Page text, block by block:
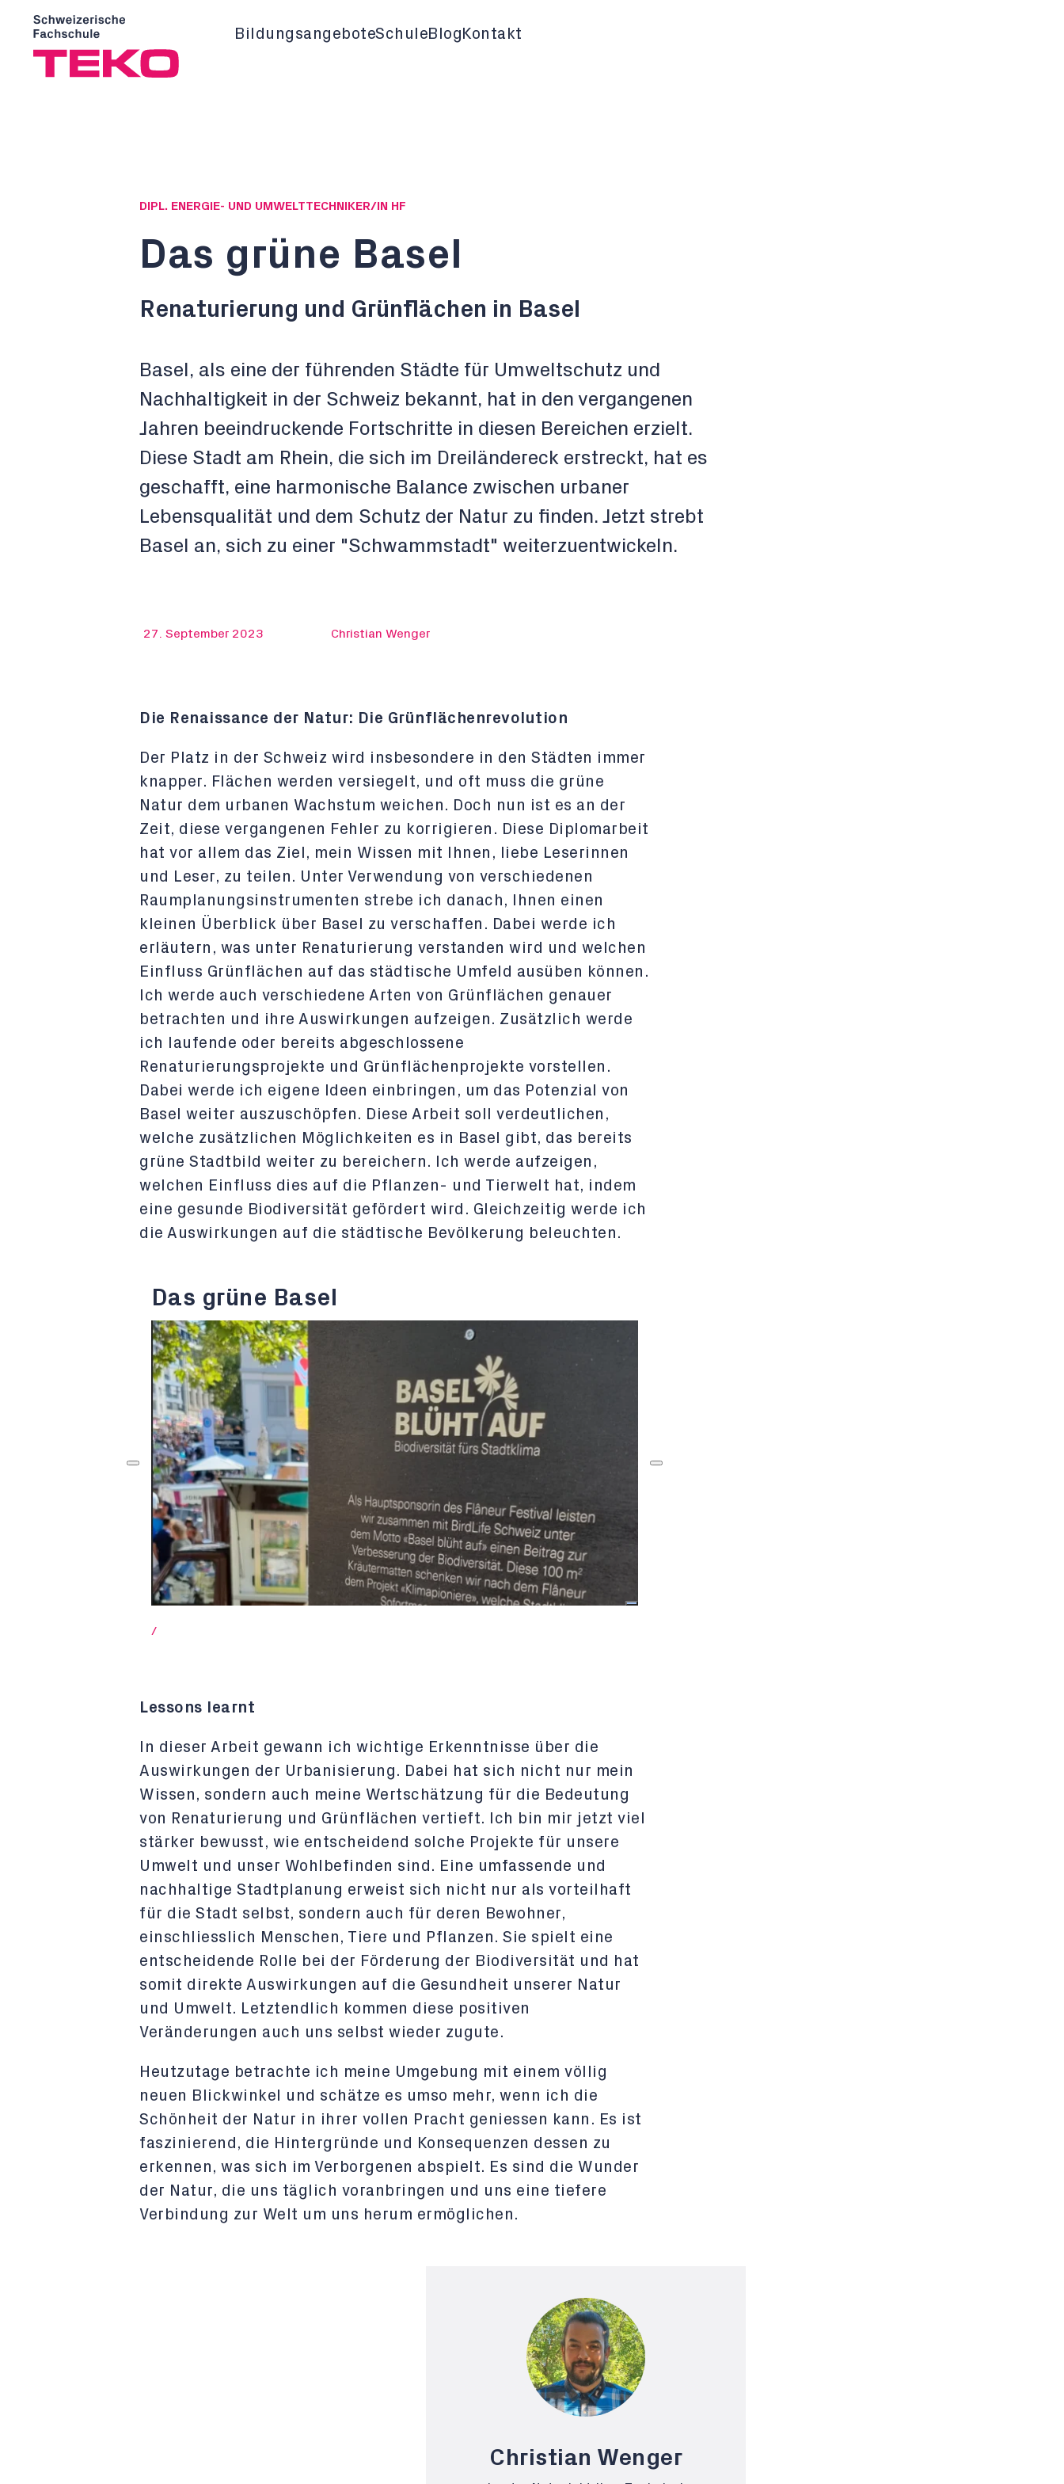
BildungsangeboteSchule Blog Kontakt
DIPL. ENERGIE- UND UMWELTTECHNIKER/IN HF
Das grüne Basel
Renaturierung und Grünflächen in Basel
Basel, als eine der führenden Städte für Umweltschutz und
Nachhaltigkeit in der Schweiz bekannt, hat in den vergangenen
Jahren beeindruckende Fortschritte in diesen Bereichen erzielt.
Diese Stadt am Rhein, die sich im Dreiländereck erstreckt, hat es
geschafft, eine harmonische Balance zwischen urbaner
Lebensqualität und dem Schutz der Natur zu finden. Jetzt strebt
Basel an, sich zu einer "Schwammstadt" weiterzuentwickeln.
27. September 2023 Christian Wenger
Die Renaissance der Natur: Die Grünflächenrevolution
Der Platz in der Schweiz wird insbesondere in den Städten immer
knapper. Flächen werden versiegelt, und oft muss die grüne
Natur dem urbanen Wachstum weichen. Doch nun ist es an der
Zeit, diese vergangenen Fehler zu korrigieren. Diese Diplomarbeit
hat vor allem das Ziel, mein Wissen mit Ihnen, liebe Leserinnen
und Leser, zu teilen. Unter Verwendung von verschiedenen
Raumplanungsinstrumenten strebe ich danach, Ihnen einen
kleinen Überblick über Basel zu verschaffen. Dabei werde ich
erläutern, was unter Renaturierung verstanden wird und welchen
Einfluss Grünflächen auf das städtische Umfeld ausüben können.
Ich werde auch verschiedene Arten von Grünflächen genauer
betrachten und ihre Auswirkungen aufzeigen. Zusätzlich werde
ich laufende oder bereits abgeschlossene
Renaturierungsprojekte und Grünflächenprojekte vorstellen.
Dabei werde ich eigene Ideen einbringen, um das Potenzial von
Basel weiter auszuschöpfen. Diese Arbeit soll verdeutlichen,
welche zusätzlichen Möglichkeiten es in Basel gibt, das bereits
grüne Stadtbild weiter zu bereichern. Ich werde aufzeigen,
welchen Einfluss dies auf die Pflanzen- und Tierwelt hat, indem
eine gesunde Biodiversität gefördert wird. Gleichzeitig werde ich
die Auswirkungen auf die städtische Bevölkerung beleuchten.
Das grüne Basel
/
Lessons learnt
In dieser Arbeit gewann ich wichtige Erkenntnisse über die
Auswirkungen der Urbanisierung. Dabei hat sich nicht nur mein
Wissen, sondern auch meine Wertschätzung für die Bedeutung
von Renaturierung und Grünflächen vertieft. Ich bin mir jetzt viel
stärker bewusst, wie entscheidend solche Projekte für unsere
Umwelt und unser Wohlbefinden sind. Eine umfassende und
nachhaltige Stadtplanung erweist sich nicht nur als vorteilhaft
für die Stadt selbst, sondern auch für deren Bewohner,
einschliesslich Menschen, Tiere und Pflanzen. Sie spielt eine
entscheidende Rolle bei der Förderung der Biodiversität und hat
somit direkte Auswirkungen auf die Gesundheit unserer Natur
und Umwelt. Letztendlich kommen diese positiven
Veränderungen auch uns selbst wieder zugute.
Heutzutage betrachte ich meine Umgebung mit einem völlig
neuen Blickwinkel und schätze es umso mehr, wenn ich die
Schönheit der Natur in ihrer vollen Pracht geniessen kann. Es ist
faszinierend, die Hintergründe und Konsequenzen dessen zu
erkennen, was sich im Verborgenen abspielt. Es sind die Wunder
der Natur, die uns täglich voranbringen und uns eine tiefere
Verbindung zur Welt um uns herum ermöglichen.
Christian Wenger